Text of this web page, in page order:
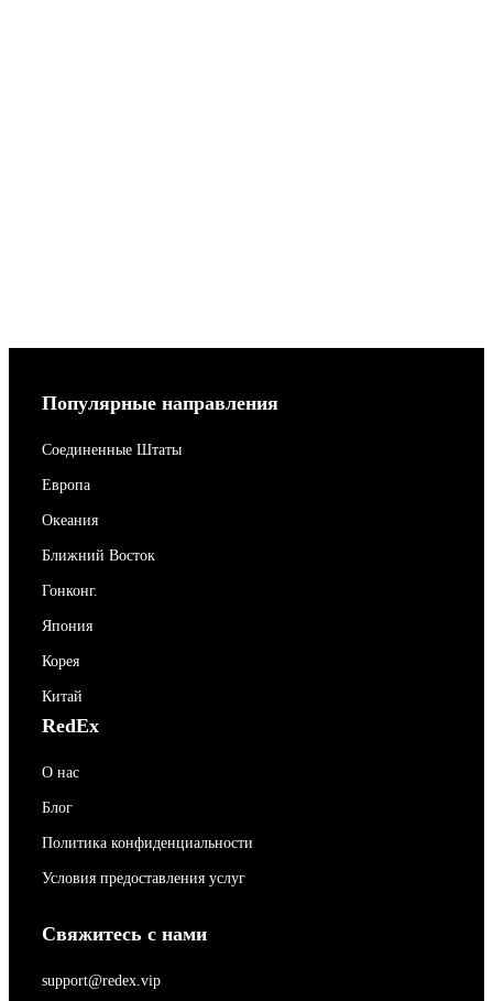
Популярные направления
Соединенные Штаты
Европа
Океания
Ближний Восток
Гонконг.
Япония
Корея
Китай
RedEx
О нас
Блог
Политика конфиденциальности
Условия предоставления услуг
Свяжитесь с нами
support@redex.vip